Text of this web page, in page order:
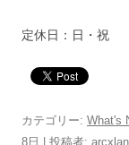
定休日：日・祝
カテゴリー: What's
8日
投稿者: